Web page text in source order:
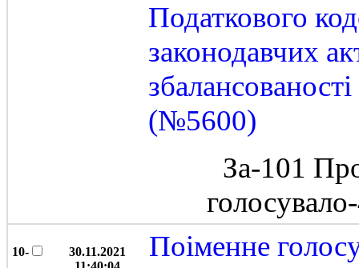
Податкового
законодавчих
(№5600)
За-101
10-
30.11.2021
Поіменне